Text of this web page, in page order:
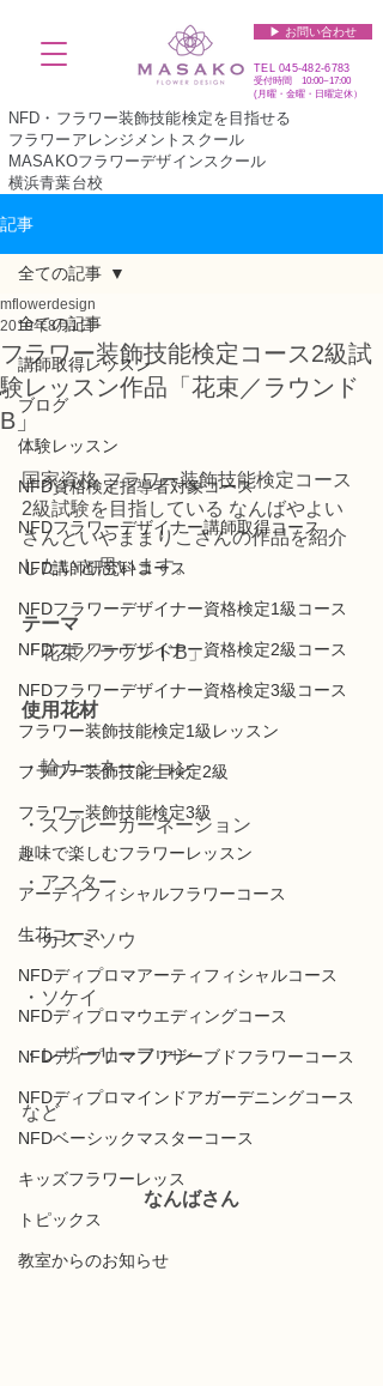
▶︎ お問い合わせ
TEL045-482-6783
受付時間 10:00~17:00​​​
(​月曜・金曜・日曜定休）
NFD・フラワー装飾技能検定を目指せる
フラワーアレンジメントスクール
MASAKOフラワーデザインスクール
横浜青葉台校
記事
全ての記事
講師取得レッスン
ブログ
体験レッスン
NFD資格検定指導者対象コース
NFDフラワーデザイナー講師取得コース
NFD講師研究科コース
NFDフラワーデザイナー資格検定1級コース
NFDフラワーデザイナー資格検定2級コース
NFDフラワーデザイナー資格検定3級コース
フラワー装飾技能検定1級レッスン
フラワー装飾技能士検定2級
フラワー装飾技能検定3級
趣味で楽しむフラワーレッスン
アーティフィシャルフラワーコース
生花コース
NFDディプロマアーティフィシャルコース
NFDディプロマウエディングコース
NFDディプロマプリザーブドフラワーコース
NFDディプロマインドアガーデニングコース
NFDベーシックマスターコース
キッズフラワーレッス
トピックス
教室からのお知らせ
全ての記事
フラワー装飾技能検定コース2級試
験レッスン作品「花束／ラウンド
B」
mflowerdesign
2019年8月1日
国家資格 フラワー装飾技能検定コース
2級試験を目指している なんばやよい
さんといやままりこさんの作品を紹介
したいと思います。
テーマ
「花束／ラウンドB」
使用花材
・輪カーネーション
・スプレーカーネーション
・アスター
・カスミソウ
・ソケイ
・レザーリーファン
など
なんばさん